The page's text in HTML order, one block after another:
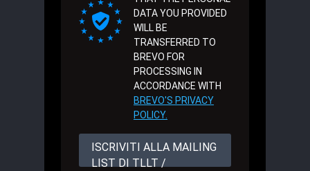
DATA YOU PROVIDED
WILL BE
TRANSFERRED TO
BREVO FOR
PROCESSING IN
ACCORDANCE WITH
BREVO'S PRIVACY
POLICY.
ISCRIVITI ALLA MAILING
LIST DI TLLT /